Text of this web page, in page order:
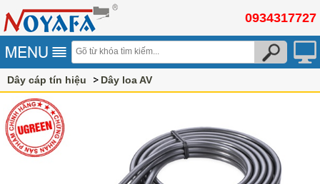
0934317727
Dây cáp tín hiệu Dây loa AV